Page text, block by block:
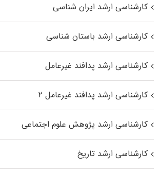
کارشناسی ارشد ایران شناسی
کارشناسی ارشد باستان شناسی
کارشناسی ارشد پدافند غیرعامل
کارشناسی ارشد پدافند غیرعامل ۲
کارشناسی ارشد پژوهش علوم اجتماعی
کارشناسی ارشد تاریخ